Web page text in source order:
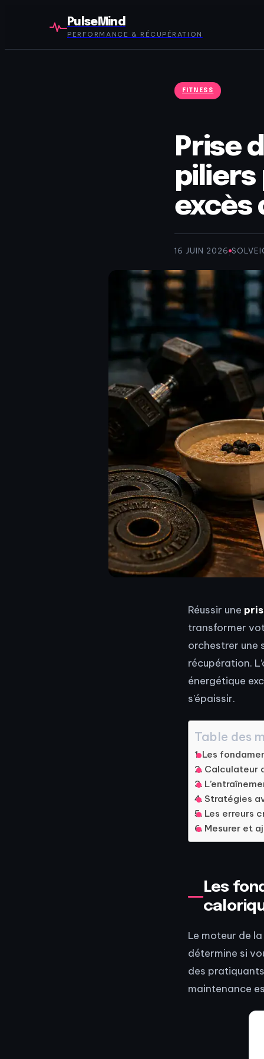
PulseMind
PERFORMANCE & RÉCUPÉRATION
FITNESS
Prise
piliers
excès
16 JUIN 2026·
Réussir une
transformer
orchestrer une
récupération.
énergétique
s’épaissir.
Table des
Les
Calculateur
Stratégies
Les erreurs
Mesurer et
Les
Le moteur de
détermine si
des
maintenance